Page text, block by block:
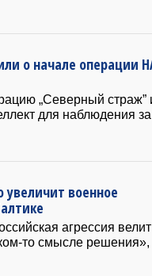
о начале операции
„Северный страж”
для наблюдения за
увеличит военное
агрессия
то смысле